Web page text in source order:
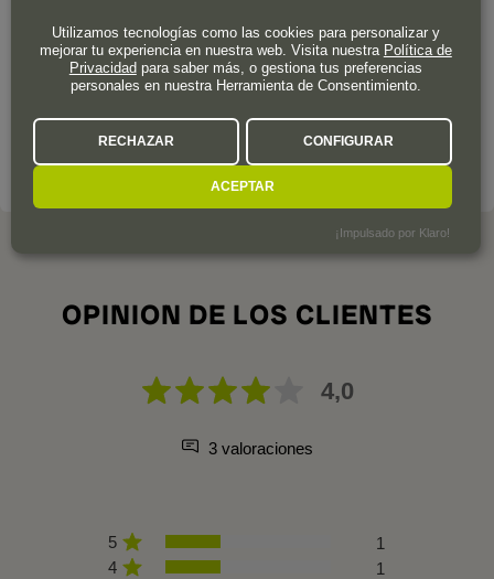
Año de fundación 1929
El ron dominicano más vendido en España tuvo su origen en
el sueño de dos hermanos españoles que en 1929 emigraron
a la República Dominicana.
LA DESTILERÍA A FONDO
OPINION DE LOS CLIENTES
4,0
3 valoraciones
5
1
4
1
Utilizamos tecnologías como las cookies para personalizar y
mejorar tu experiencia en nuestra web. Visita nuestra Política de
Privacidadpara saber más, o gestiona tus preferencias
personales en nuestra Herramienta de Consentimiento.
RECHAZAR CONFIGURAR
ACEPTAR
¡Impulsado por Klaro!